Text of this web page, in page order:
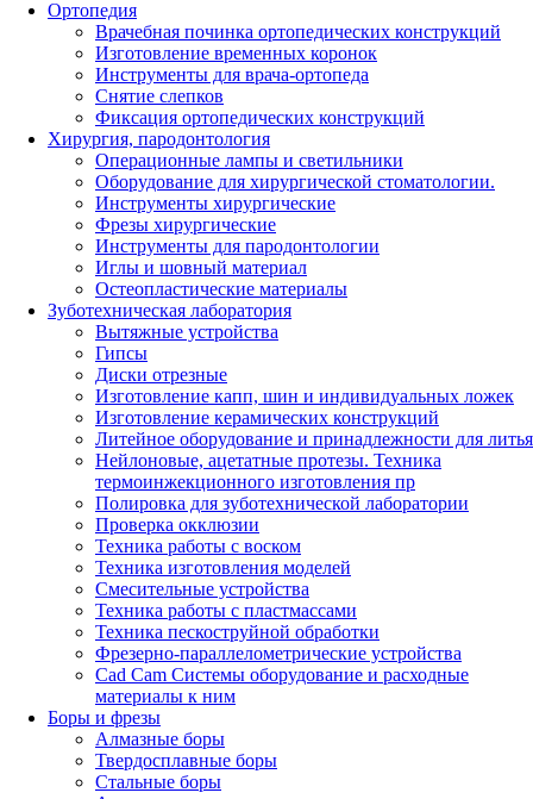
Ортопедия
Врачебная починка ортопедических конструкций
Изготовление временных коронок
Инструменты для врача-ортопеда
Снятие слепков
Фиксация ортопедических конструкций
Хирургия, пародонтология
Операционные лампы и светильники
Оборудование для хирургической стоматологии.
Инструменты хирургические
Фрезы хирургические
Инструменты для пародонтологии
Иглы и шовный материал
Остеопластические материалы
Зуботехническая лаборатория
Вытяжные устройства
Гипсы
Диски отрезные
Изготовление капп, шин и индивидуальных ложек
Изготовление керамических конструкций
Литейное оборудование и принадлежности для литья
Нейлоновые, ацетатные протезы. Техника
термоинжекционного изготовления пр
Полировка для зуботехнической лаборатории
Проверка окклюзии
Техника работы с воском
Техника изготовления моделей
Смесительные устройства
Техника работы с пластмассами
Техника пескоструйной обработки
Фрезерно-параллелометрические устройства
Cad Cam Системы оборудование и расходные
материалы к ним
Боры и фрезы
Алмазные боры
Твердосплавные боры
Стальные боры